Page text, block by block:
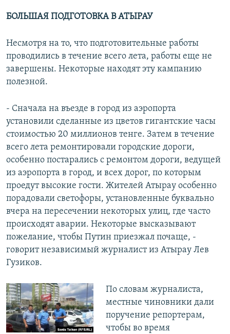
БОЛЬШАЯ ПОДГОТОВКА В АТЫРАУ
Несмотря на то, что подготовительные работы
проводились в течение всего лета, работы еще не
завершены. Некоторые находят эту кампанию
полезной.
- Сначала на въезде в город из аэропорта
установили сделанные из цветов гигантские часы
стоимостью 20 миллионов тенге. Затем в течение
всего лета ремонтировали городские дороги,
особенно постарались с ремонтом дороги, ведущей
из аэропорта в город, и всех дорог, по которым
проедут высокие гости. Жителей Атырау особенно
порадовали светофоры, установленные буквально
вчера на пересечении некоторых улиц, где часто
происходят аварии. Некоторые высказывают
пожелание, чтобы Путин приезжал почаще, -
говорит независимый журналист из Атырау Лев
Гузиков.
По словам журналиста,
местные чиновники дали
поручение репортерам,
чтобы во время